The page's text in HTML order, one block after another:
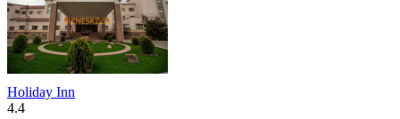
Holiday Inn
4.4